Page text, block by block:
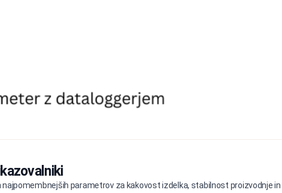
parametrov za kakovost izdelka, stabilnost proizvodnje